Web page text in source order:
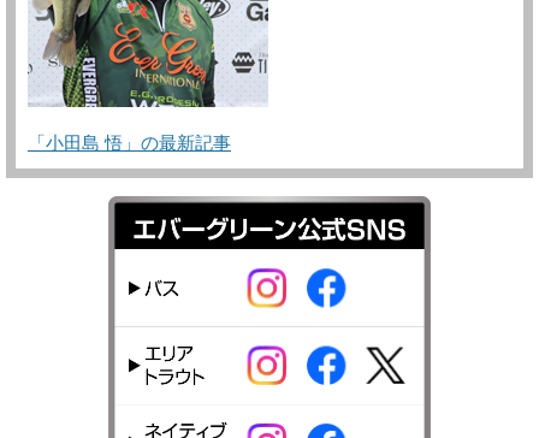
「小田島 悟」の最新記事